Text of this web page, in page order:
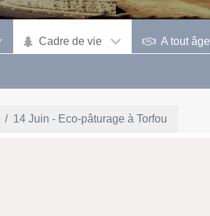
Cadre de vie A tout âge
14 Juin - Eco-pâturage à Torfou